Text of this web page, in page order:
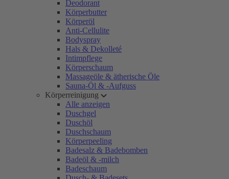
Deodorant
Körperbutter
Körperöl
Anti-Cellulite
Bodyspray
Hals & Dekolleté
Intimpflege
Körperschaum
Massageöle & ätherische Öle
Sauna-Öl & -Aufguss
Körperreinigung
Alle anzeigen
Duschgel
Duschöl
Duschschaum
Körperpeeling
Badesalz & Badebomben
Badeöl & -milch
Badeschaum